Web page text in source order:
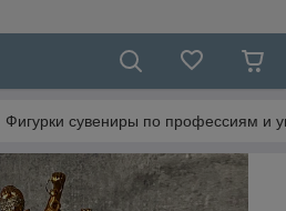
Фигурки сувениры по профессиям и